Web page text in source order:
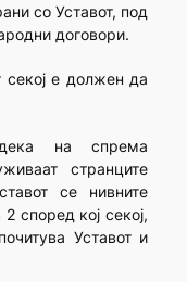
со Уставот, под
договори.
секој е должен да
на спрема
странците
се нивните
според кој секој,
Уставот и